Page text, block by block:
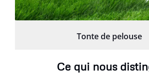
Tonte de pelouse
Ce qui nous